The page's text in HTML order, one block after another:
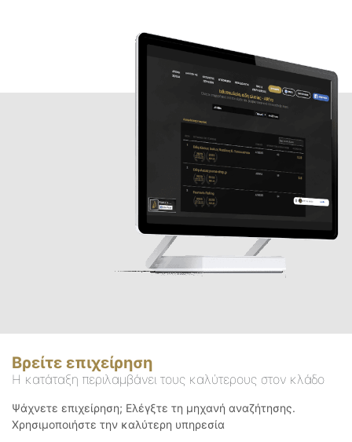
Βρείτε επιχείρηση
Η κατάταξη περιλαμβάνει τους καλύτερους στον κλάδο
Ψάχνετε επιχείρηση; Ελέγξτε τη μηχανή αναζήτησης.
Χρησιμοποιήστε την καλύτερη υπηρεσία